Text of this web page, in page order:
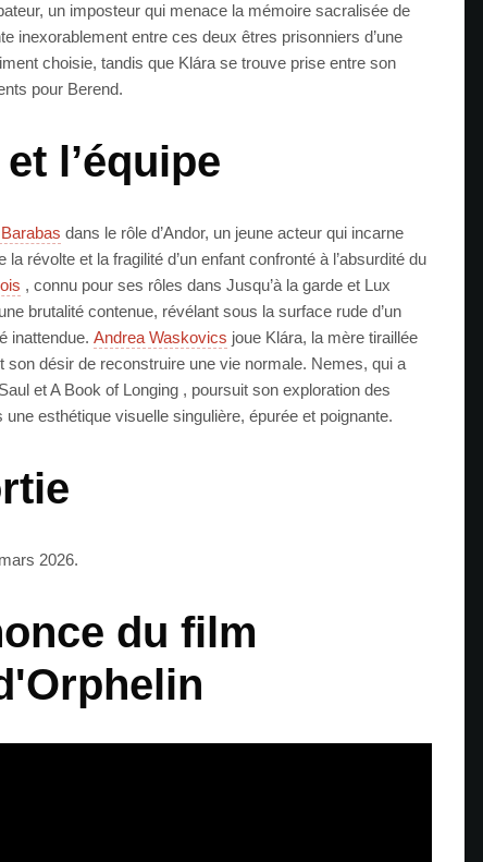
un imposteur qui menace la mémoire sacralisée de
inexorablement entre ces deux êtres prisonniers d’une
choisie, tandis que Klára se trouve prise entre son
pour Berend.
l’équipe
dans le rôle d’Andor, un jeune acteur qui incarne
révolte et la fragilité d’un enfant confronté à l’absurdité du
, connu pour ses rôles dans Jusqu’à la garde et Lux
brutalité contenue, révélant sous la surface rude d’un
inattendue. Andrea Waskovics joue Klára, la mère tiraillée
son désir de reconstruire une vie normale. Nemes, qui a
et A Book of Longing , poursuit son exploration des
esthétique visuelle singulière, épurée et poignante.
2026.
du film